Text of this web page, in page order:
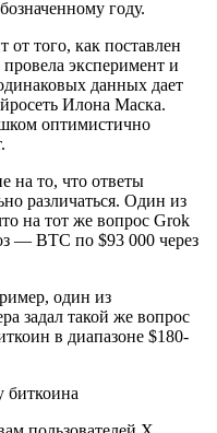
году.
от того, как поставлен
эксперимент и
данных дает
Илона Маска.
оптимистично
на то, что ответы
различаться. Один из
на тот же вопрос Grok
— BTC по $93 000 через
один из
задал такой же вопрос
в диапазоне $180-